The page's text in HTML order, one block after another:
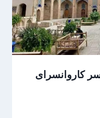
کاروانسرای